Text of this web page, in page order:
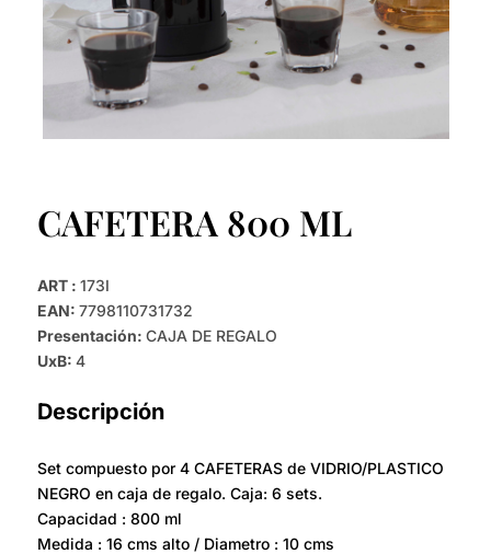
CAFETERA 800 ML
ART : 173I
EAN: 7798110731732
Presentación: CAJA DE REGALO
UxB: 4
Descripción
Set compuesto por 4 CAFETERAS de VIDRIO/PLASTICO
NEGRO en caja de regalo. Caja: 6 sets.
Capacidad : 800 ml
Medida : 16 cms alto / Diametro : 10 cms